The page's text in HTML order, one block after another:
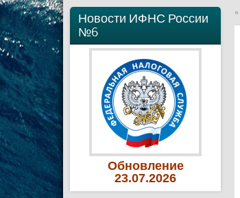
Новости ИФНС России
№6
Обновление
23.07.2026
«